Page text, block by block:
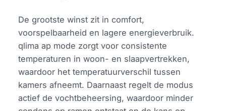
De grootste winst zit in comfort,
voorspelbaarheid en lagere energieverbruik.
qlima ap mode zorgt voor consistente
temperaturen in woon- en slaapvertrekken,
waardoor het temperatuurverschil tussen
kamers afneemt. Daarnaast regelt de modus
actief de vochtbeheersing, waardoor minder